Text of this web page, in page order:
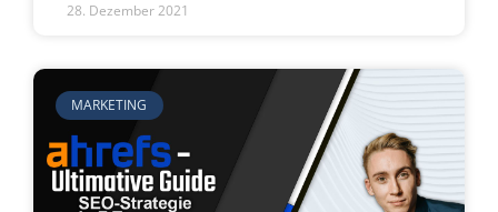
28. Dezember 2021
MARKETING